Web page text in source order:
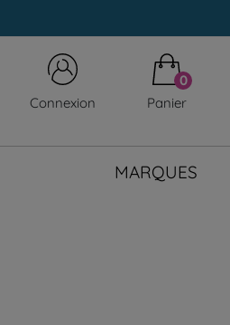
Connexion
0
Panier
MARQUES